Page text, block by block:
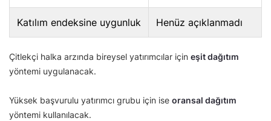
Katılım endeksine uygunluk Henüz açıklanmadı
Çitlekçi halka arzında bireysel yatırımcılar için eşit dağıtım
yöntemi uygulanacak.
Yüksek başvurulu yatırımcı grubu için ise oransal dağıtım
yöntemi kullanılacak.